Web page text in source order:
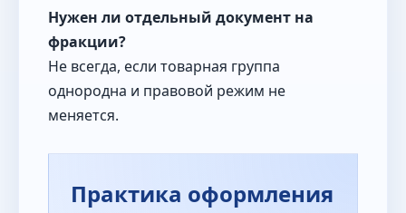
Нужен ли отдельный документ на
фракции?
Не всегда, если товарная группа
однородна и правовой режим не
меняется.
Практика оформления